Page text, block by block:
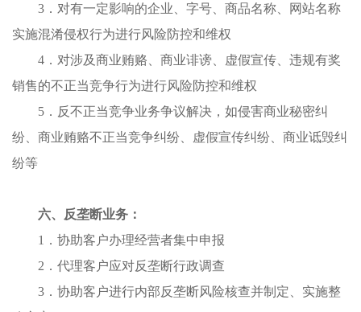
3． 对有一定影响的企业、字号、商品名称、网站名称
实施混淆侵权行为进行风险防控和维权
4． 对涉及商业贿赂、商业诽谤、虚假宣传、违规有奖
销售的不正当竞争行为进行风险防控和维权
5． 反不正当竞争业务争议解决，如侵害商业秘密纠
纷、商业贿赂不正当竞争纠纷、虚假宣传纠纷、商业诋毁纠
纷等
六、 反垄断业务 ：
1． 协助客户办理经营者集中申报
2． 代理客户应对反垄断行政调查
3． 协助客户进行内部反垄断风险核查并制定、实施整